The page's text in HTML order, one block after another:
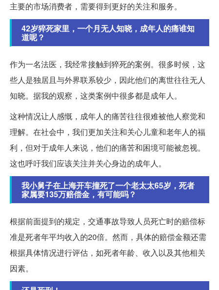
主要的市场消费者，需要得到更好的关注和服务。
42岁猝死家里，一个月无人知晓，成年人的痛谁知
道呢？
作为一名法医，我经常接触到猝死的案例。很多时候，这
些人是独居且与外界联系较少，因此他们的离世往往无人
知晓。据我的观察，这类案例中很多都是成年人。
这种情况让人感慨，成年人的痛苦往往很难被他人察觉和
理解。在社会中，我们更加关注和关心儿童和老年人的福
利，但对于成年人来说，他们的痛苦和困境可能被忽视。
这也呼吁我们应该关注并关心身边的成年人。
我小舅子在上海开车撞死了一个老太太65岁，死者
家属要135万赔偿金，有可能吗？
根据前面提到的规定，交通事故导致人员死亡时的赔偿标
准是死者年平均收入的20倍。然而，具体的赔偿金额还需
根据具体情况进行评估，如死者年龄、收入以及其他相关
因素。